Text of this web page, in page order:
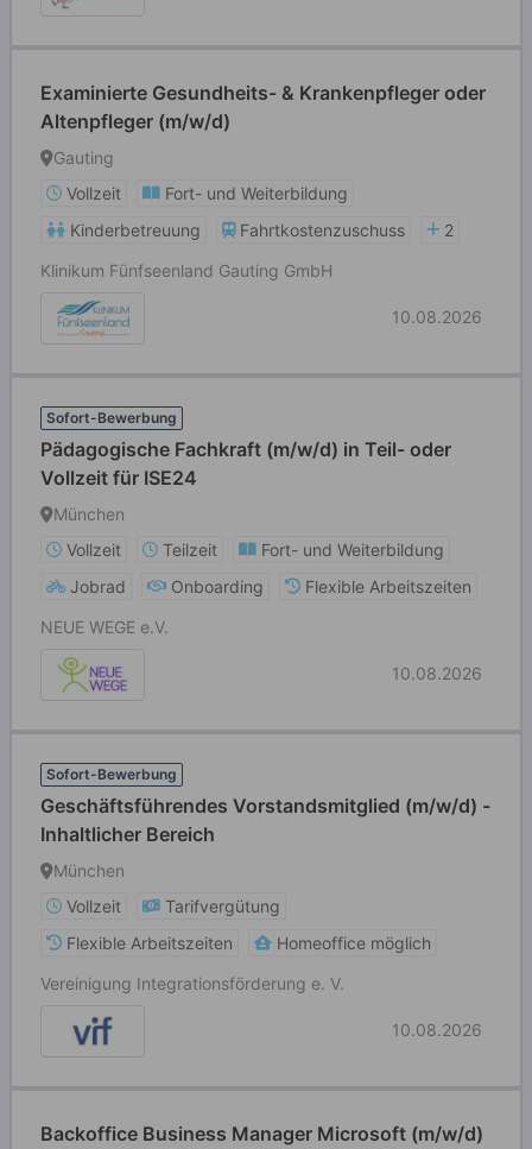
Examinierte Gesundheits- & Krankenpfleger oder
Altenpfleger (m/w/d)
Gauting
Vollzeit
Fort- und Weiterbildung
Kinderbetreuung
Fahrtkostenzuschuss
2
Klinikum Fünfseenland Gauting GmbH
10.08.2026
Sofort-Bewerbung
Pädagogische Fachkraft (m/w/d) in Teil- oder
Vollzeit für ISE24
München
Vollzeit
Teilzeit
Fort- und Weiterbildung
Jobrad
Onboarding
Flexible Arbeitszeiten
NEUE WEGE e.V.
10.08.2026
Sofort-Bewerbung
Geschäftsführendes Vorstandsmitglied (m/w/d) -
Inhaltlicher Bereich
München
Vollzeit
Tarifvergütung
Flexible Arbeitszeiten
Homeoffice möglich
Vereinigung Integrationsförderung e. V.
10.08.2026
Backoffice Business Manager Microsoft (m/w/d)